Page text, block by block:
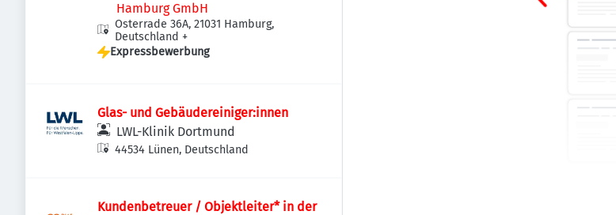
Hamburg GmbH
Osterrade 36A, 21031 Hamburg,
Deutschland +
Expressbewerbung
Glas- und Gebäudereiniger:innen
LWL-Klinik Dortmund
44534 Lünen, Deutschland
Kundenbetreuer / Objektleiter* in der